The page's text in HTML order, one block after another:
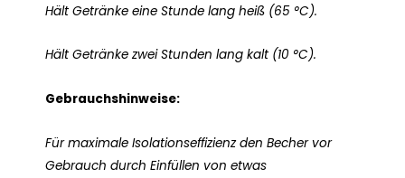
Hält Getränke eine Stunde lang heiß (65 °C).
Hält Getränke zwei Stunden lang kalt (10 °C).
Gebrauchshinweise:
Für maximale Isolationseffizienz den Becher vor
Gebrauch durch Einfüllen von etwas